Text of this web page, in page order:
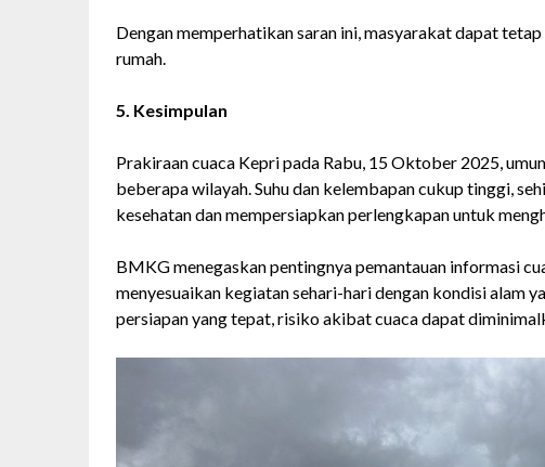
Dengan memperhatikan saran ini, masyarakat dapat
rumah.
5. Kesimpulan
Prakiraan cuaca Kepri pada Rabu, 15 Oktober 2025,
beberapa wilayah. Suhu dan kelembapan cukup tinggi,
kesehatan dan mempersiapkan perlengkapan untuk
BMKG menegaskan pentingnya pemantauan informasi
menyesuaikan kegiatan sehari-hari dengan kondisi alam
persiapan yang tepat, risiko akibat cuaca dapat